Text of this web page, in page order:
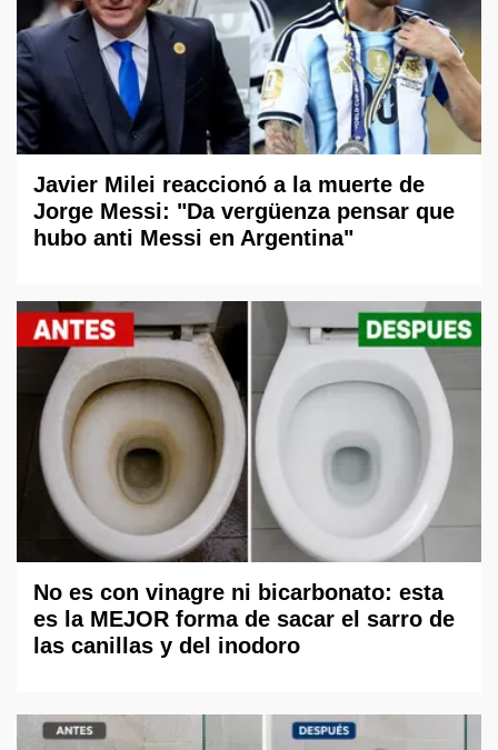
Javier Milei reaccionó a la muerte de
Jorge Messi: "Da vergüenza pensar que
hubo anti Messi en Argentina"
No es con vinagre ni bicarbonato: esta
es la MEJOR forma de sacar el sarro de
las canillas y del inodoro